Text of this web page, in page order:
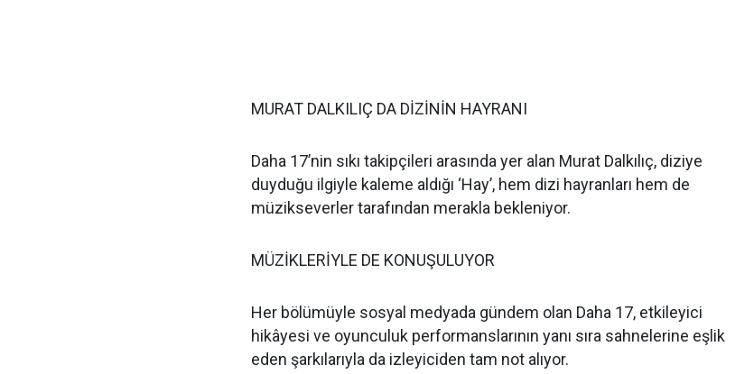
MURAT DALKILIÇ DA DİZİNİN HAYRANI
Daha 17’nin sıkı takipçileri arasında yer alan Murat Dalkılıç, diziye
duyduğu ilgiyle kaleme aldığı ‘Hay’, hem dizi hayranları hem de
müzikseverler tarafından merakla bekleniyor.
MÜZİKLERİYLE DE KONUŞULUYOR
Her bölümüyle sosyal medyada gündem olan Daha 17, etkileyici
hikâyesi ve oyunculuk performanslarının yanı sıra sahnelerine eşlik
eden şarkılarıyla da izleyiciden tam not alıyor.